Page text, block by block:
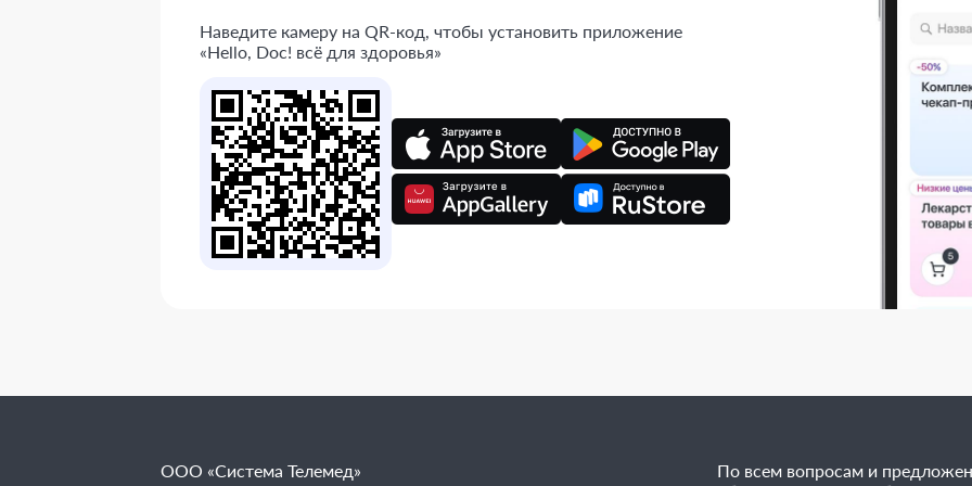
Наведите камеру на QR-код, чтобы установить приложение
«Hello, Doc! всё для здоровья»
ООО «Система Телемед»
По всем вопросам и